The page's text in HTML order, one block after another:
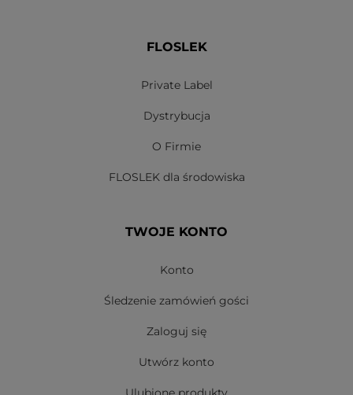
FLOSLEK
Private Label
Dystrybucja
O Firmie
FLOSLEK dla środowiska
TWOJE KONTO
Konto
Śledzenie zamówień gości
Zaloguj się
Utwórz konto